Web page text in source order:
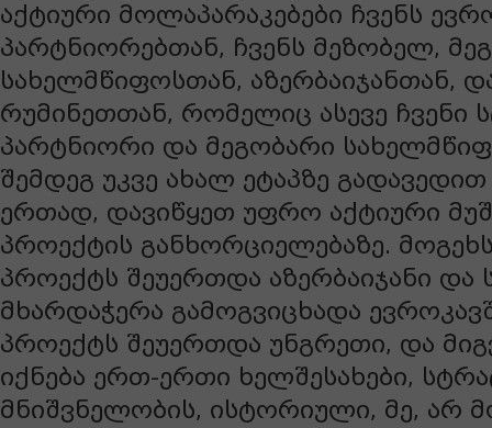
აქტიური მოლაპარაკებები ჩვენს
პარტნიორებთან, ჩვენს მეზობელ,
სახელმწიფოსთან, აზერბაიჯანთან,
რუმინეთთან, რომელიც ასევე ჩვენი
პარტნიორი და მეგობარი
შემდეგ უკვე ახალ ეტაპზე
ერთად, დავიწყეთ უფრო აქტიური
პროექტის განხორციელებაზე.
პროექტს შეუერთდა აზერბაიჯანი და
მხარდაჭერა გამოგვიცხადა
პროექტს შეუერთდა უნგრეთი, და
იქნება ერთ-ერთი ხელშესახები,
მნიშვნელობის, ისტორიული, მე, არ